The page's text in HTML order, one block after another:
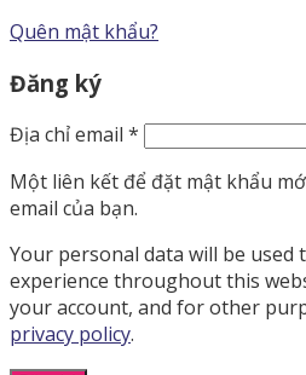
Quên mật khẩu?
Đăng ký
Địa chỉ email *
Một liên kết để đặt mật khẩu
email của bạn.
Your personal data will be
experience throughout this
your account, and for other
privacy policy.